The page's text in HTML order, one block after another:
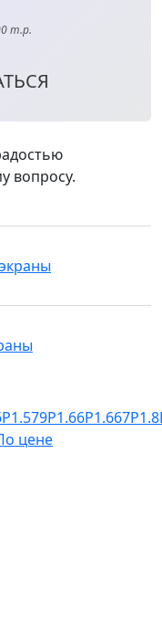
т.р.
вопросу.
P1.579P1.66P1.667P1.8
цене